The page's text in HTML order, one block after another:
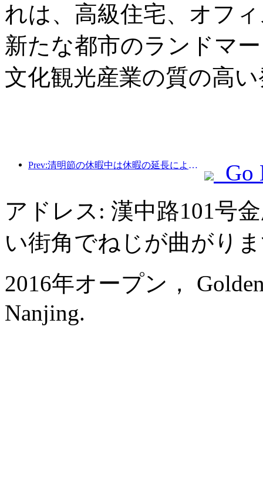
れは、高級住宅、オフ
新たな都市のランドマ
文化観光産業の質の高
Prev:清明節の休暇中は休暇の延長により旅行が急増し、多くの都市で外出や花見のために訪問者数が増加した。
Go
アドレス: 漢中路101号
い街角でねじが曲がり
2016年オープン，
Nanjing.